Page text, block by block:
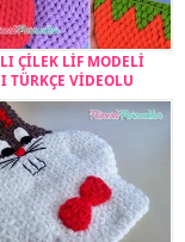
ÇİLEK LİF MODELİ
TÜRKÇE VİDEOLU